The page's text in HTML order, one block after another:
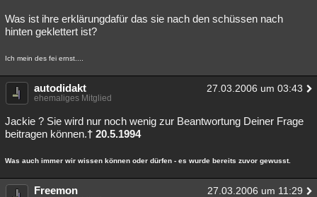
Was ist ihre erklärungdafür das sie nach den schüssen nach
hinten geklettert ist?
Ich mein des fei ernst....
autodidakt 27.03.2006 um 03:43
ehemaliges Mitglied
Jackie ? Sie wird nur noch wenig zur Beantwortung Deiner Frage
beitragen können.† 20.5.1994
Was auch immer wir wissen können oder dürfen - es wurde bereits zuvor gewusst.
Freemon 27.03.2006 um 11:29